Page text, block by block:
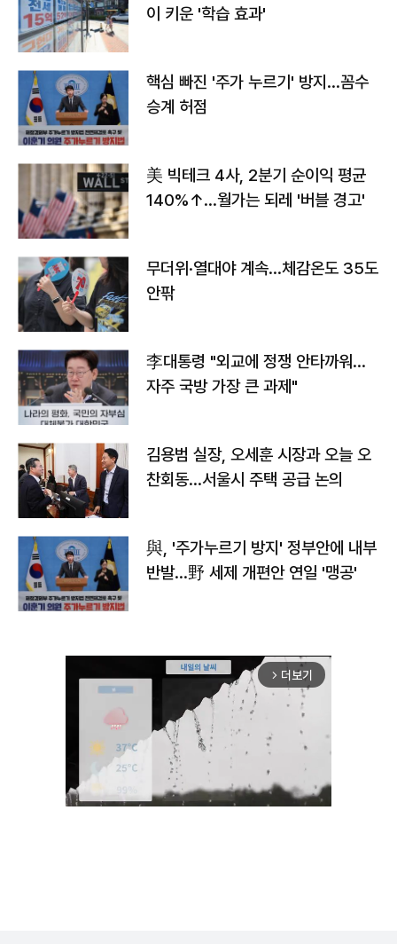
이 키운 '학습 효과'
핵심 빠진 '주가 누르기' 방지…꼼수
승계 허점
美 빅테크 4사, 2분기 순이익 평균
140%↑…월가는 되레 '버블 경고'
무더위·열대야 계속…체감온도 35도
안팎
李대통령 "외교에 정쟁 안타까워…
자주 국방 가장 큰 과제"
김용범 실장, 오세훈 시장과 오늘 오
찬회동...서울시 주택 공급 논의
與, '주가누르기 방지' 정부안에 내부
반발…野 세제 개편안 연일 '맹공'
arrow_forward_ios 더보기